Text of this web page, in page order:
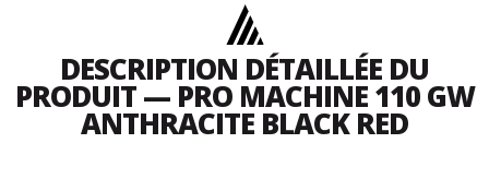
DESCRIPTION DÉTAILLÉE DU
PRODUIT — PRO MACHINE 110 GW
ANTHRACITE BLACK RED